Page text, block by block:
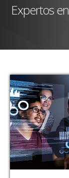
Expertos